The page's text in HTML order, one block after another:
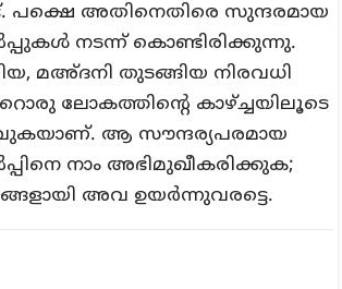
പക്ഷെ അതിനെതിരെ സുന്ദരമായ
നടന്ന് കൊണ്ടിരിക്കുന്നു.
മഅ്ദനി തുടങ്ങിയ നിരവധി
ലോകത്തിന്‍റെ കാഴ്ച്ചയിലൂടെ
ആ സൗന്ദര്യപരമായ
നാം അഭിമുഖീകരിക്കുക;
അവ ഉയര്‍ന്നുവരട്ടെ.